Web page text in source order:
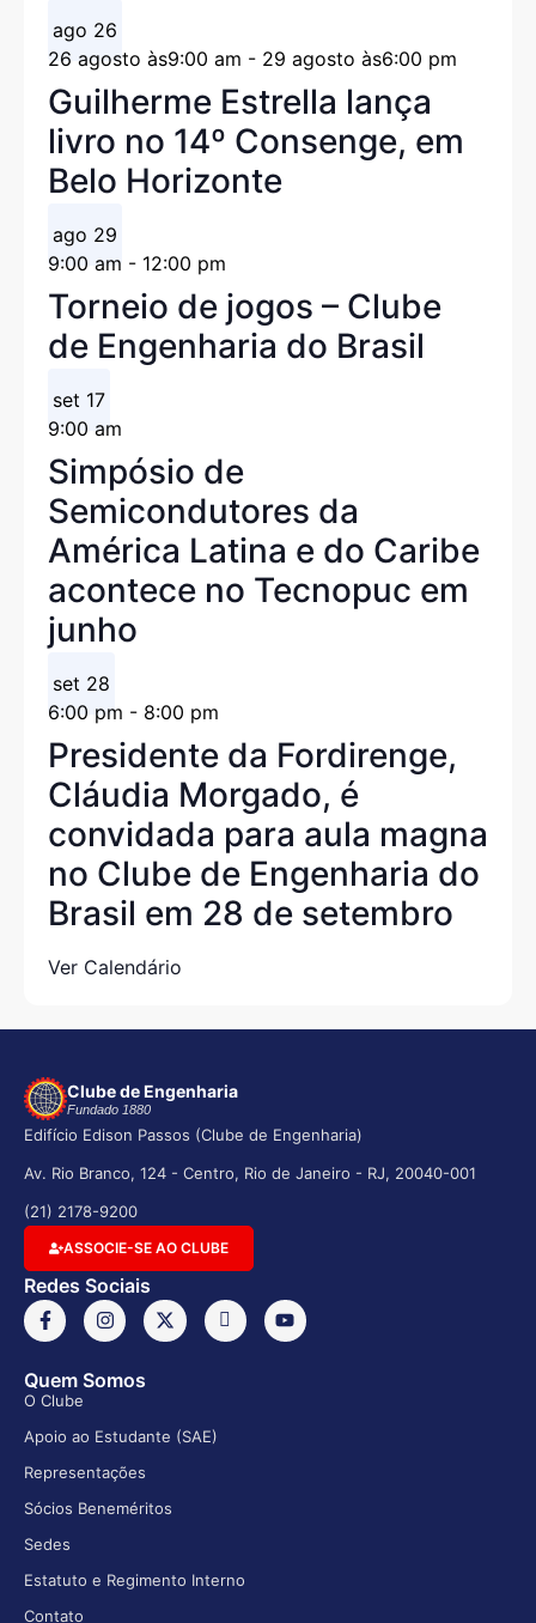
ago 26
26 agosto às9:00 am - 29 agosto às6:00 pm
Guilherme Estrella lança
livro no 14º Consenge, em
Belo Horizonte
ago 29
9:00 am - 12:00 pm
Torneio de jogos – Clube
de Engenharia do Brasil
set 17
9:00 am
Simpósio de
Semicondutores da
América Latina e do Caribe
acontece no Tecnopuc em
junho
set 28
6:00 pm - 8:00 pm
Presidente da Fordirenge,
Cláudia Morgado, é
convidada para aula magna
no Clube de Engenharia do
Brasil em 28 de setembro
Ver Calendário
Clube de Engenharia
Fundado 1880
Edifício Edison Passos (Clube de Engenharia)
Av. Rio Branco, 124 - Centro, Rio de Janeiro - RJ, 20040-001
(21) 2178-9200
ASSOCIE-SE AO CLUBE
Redes Sociais
Quem Somos
O Clube
Apoio ao Estudante (SAE)
Representações
Sócios Beneméritos
Sedes
Estatuto e Regimento Interno
Contato